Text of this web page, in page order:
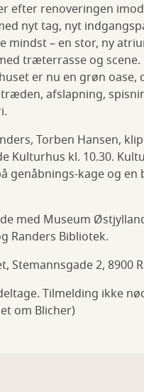
efter renoveringen
nyt tag, nyt
mindst – en stor, ny
træterrasse og scene.
er nu en grøn oase,
afslapning,
Torben Hansen,
Kulturhus kl. 10.30.
genåbnings-kage og en
med Museum
Randers Bibliotek.
Stemannsgade 2, 8900
Tilmelding ikke
om Blicher)